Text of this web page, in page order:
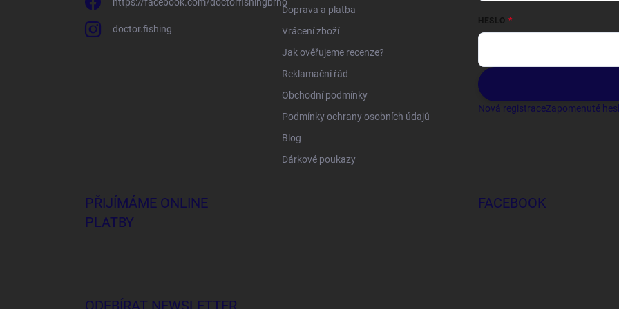
doctor.fishing
Doprava a platba
Vrácení zboží
Jak ověřujeme recenze?
Reklamační řád
Obchodní podmínky
Podmínky ochrany osobních údajů
Blog
Dárkové poukazy
HESLO
Nová registraceZapomenuté
PŘIJÍMÁME ONLINE
PLATBY
FACEBOOK
ODEBÍRAT NEWSLETTER